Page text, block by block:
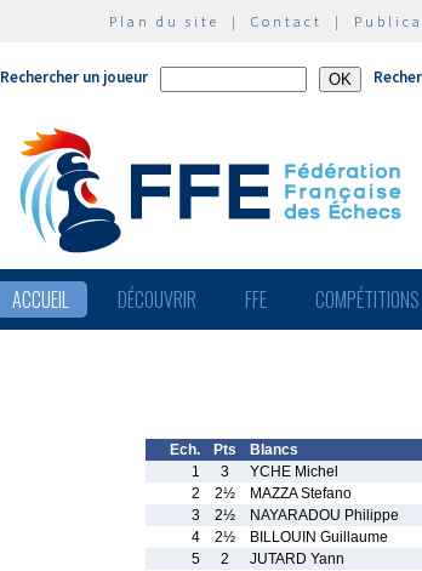
Plan du site | Contact |
Rechercher un joueur
ACCUEIL DÉCOUVRIR FFE COMPÉTITIONS
Ech. Pts Blancs
1
3 YCHE Michel
2
2½ MAZZA Stefano
3
2½ NAYARADOU Philippe
4
2½ BILLOUIN Guillaume
5
2 JUTARD Yann